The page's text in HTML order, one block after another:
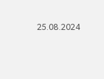
25.08.2024